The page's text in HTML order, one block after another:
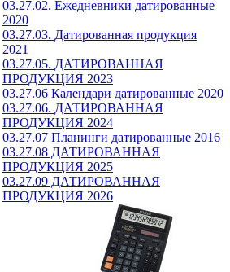
03.27.02. Ежедневники датированные
2020
03.27.03. Датированная продукция
2021
03.27.05. ДАТИРОВАННАЯ
ПРОДУКЦИЯ 2023
03.27.06 Календари датированные 2020
03.27.06. ДАТИРОВАННАЯ
ПРОДУКЦИЯ 2024
03.27.07 Планинги датированные 2016
03.27.08 ДАТИРОВАННАЯ
ПРОДУКЦИЯ 2025
03.27.09 ДАТИРОВАННАЯ
ПРОДУКЦИЯ 2026